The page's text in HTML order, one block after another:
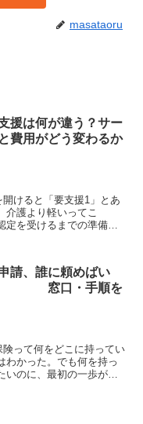
masataoru
援は何が違う？サー
費用がどう変わるか
けると「要支援1」とあ
介護より軽いってこ
を受けるまでの準備は
請、誰に頼めばい
口・手順を
険って何をどこに持ってい
わかった。でも何を持っ
いのに、最初の一歩が分